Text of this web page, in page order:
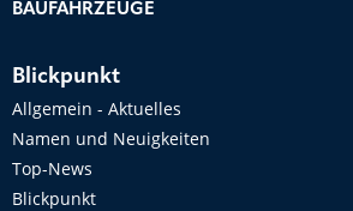
BAUFAHRZEUGE
Blickpunkt
Allgemein - Aktuelles
Namen und Neuigkeiten
Top-News
Blickpunkt